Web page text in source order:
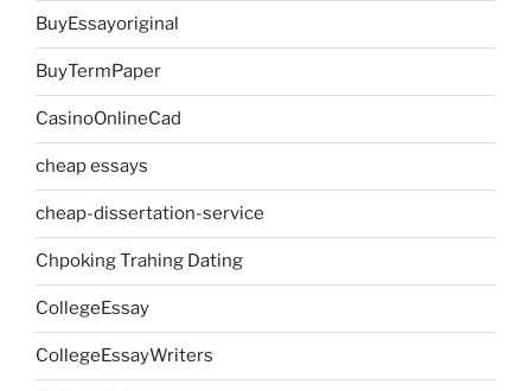
BuyEssayoriginal
BuyTermPaper
CasinoOnlineCad
cheap essays
cheap-dissertation-service
Chpoking Trahing Dating
CollegeEssay
CollegeEssayWriters